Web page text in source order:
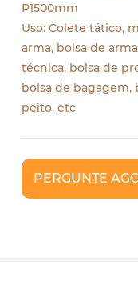
P1500mm
Uso: Colete tático,
arma, bolsa de
técnica, bolsa de
bolsa de bagagem,
peito, etc
PERGUNTE